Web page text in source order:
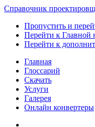
Справочник
Пропустить и
Перейти к Главной
Перейти к
Главная
Глоссарий
Скачать
Услуги
Галерея
Онлайн конвертеры